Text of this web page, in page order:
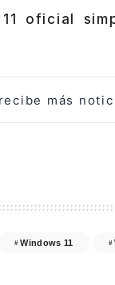
oficial
más
Windows 11